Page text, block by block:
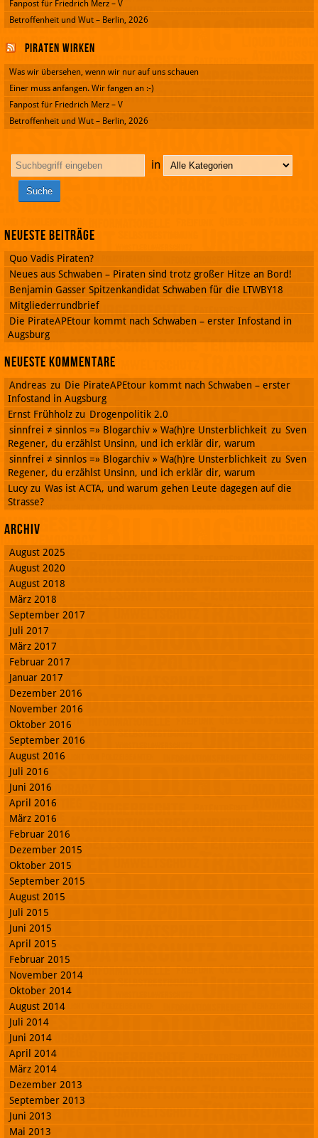
Fanpost für Friedrich Merz – V
Betroffenheit und Wut – Berlin, 2026
Piraten wirken
Was wir übersehen, wenn wir nur auf uns schauen
Einer muss anfangen. Wir fangen an :-)
Fanpost für Friedrich Merz – V
Betroffenheit und Wut – Berlin, 2026
in
Neueste Beiträge
Quo Vadis Piraten?
Neues aus Schwaben – Piraten sind trotz großer Hitze an Bord!
Benjamin Gasser Spitzenkandidat Schwaben für die LTWBY18
Mitgliederrundbrief
Die PirateAPEtour kommt nach Schwaben – erster Infostand in
Augsburg
Neueste Kommentare
Andreas zu Die PirateAPEtour kommt nach Schwaben – erster
Infostand in Augsburg
Ernst Frühholz zu Drogenpolitik 2.0
sinnfrei ≠ sinnlos =» Blogarchiv » Wa(h)re Unsterblichkeit zu Sven
Regener, du erzählst Unsinn, und ich erklär dir, warum
sinnfrei ≠ sinnlos =» Blogarchiv » Wa(h)re Unsterblichkeit zu Sven
Regener, du erzählst Unsinn, und ich erklär dir, warum
Lucy zu Was ist ACTA, und warum gehen Leute dagegen auf die
Strasse?
Archiv
August 2025
August 2020
August 2018
März 2018
September 2017
Juli 2017
März 2017
Februar 2017
Januar 2017
Dezember 2016
November 2016
Oktober 2016
September 2016
August 2016
Juli 2016
Juni 2016
April 2016
März 2016
Februar 2016
Dezember 2015
Oktober 2015
September 2015
August 2015
Juli 2015
Juni 2015
April 2015
Februar 2015
November 2014
Oktober 2014
August 2014
Juli 2014
Juni 2014
April 2014
März 2014
Dezember 2013
September 2013
Juni 2013
Mai 2013